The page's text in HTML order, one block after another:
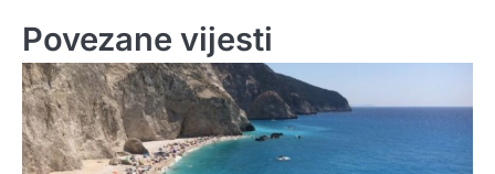
Povezane vijesti